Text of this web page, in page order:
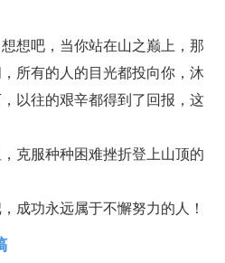
想吧，当你站在山之巅上，那
所有的人的目光都投向你，沐
以往的艰辛都得到了回报，这
克服种种困难挫折登上山顶的
成功永远属于不懈努力的人！